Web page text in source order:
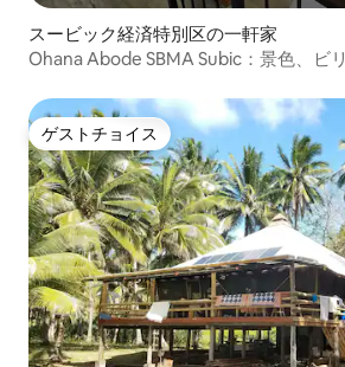
スービック経済特別区の一軒家
Ohana Abode SBMA Subic：景色、ビ
ゲストチョイス
ゲストチョイス